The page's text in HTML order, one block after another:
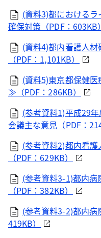
(資料3)都における
確保対策（PDF：603KB）
(資料4)都内看護人材
（PDF：1,101KB）
(資料5)東京都保健
≫（PDF：286KB）
(参考資料1)平成29
会議主な意見（PDF：
(参考資料2)都内看
（PDF：629KB）
(参考資料3-1)都内病
（PDF：382KB）
(参考資料3-2)都内病
419KB）